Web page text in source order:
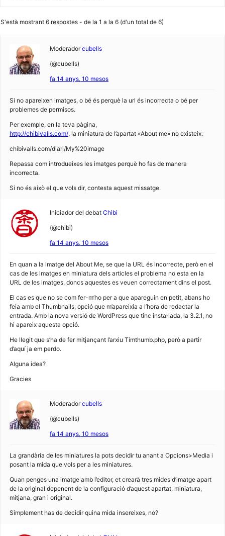
S'està mostrant 6 respostes - de la 1 a la 6 (d'un total de 6)
Moderador cubells
(@cubells)
fa 14 anys, 10 mesos
Si no apareixen imatges, o bé és perquè la url és incorrecta o bé per
problemes de permisos.
Per exemple, en la teva pàgina,
http://chibivalls.com/, la miniatura de l’apartat «About me» no existeix:
chibivalls.com/diari/My%20image
Repassa com introdueixes les imatges perquè ho fas de manera
incorrecta.
Si no és això el que vols dir, contesta aquest missatge.
Iniciador del debat Chibi
(@chibi)
fa 14 anys, 10 mesos
En quan a la imatge del About Me, se que la URL és incorrecte, però en el
cas de les imatges en miniatura dels articles el problema no esta en la
URL de les imatges, doncs aquestes es veuen correctament dins el post.
El cas es que no se com fer-m’ho per a que apareguin en petit, abans ho
feia amb el Thumbnails, opció que m’apareixia a l’hora de redactar la
entrada. Amb la nova versió de WordPress que tinc instal·lada, la 3.2.1, no
hi apareix aquesta opció.
He llegit que s’ha de fer mitjançant l’arxiu Timthumb.php, però a partir
d’aquí ja em perdo.
Alguna idea?
Gracies
Moderador cubells
(@cubells)
fa 14 anys, 10 mesos
La grandària de les miniatures la pots decidir tu anant a Opcions>Media i
posant la mida que vols per a les miniatures.
Quan penges una imatge amb l’editor, et crearà tres mides d’imatge apart
de la original depenent de la configuració d’aquest apartat, miniatura,
mitjana, gran i original.
Simplement has de decidir quina mida insereixes, no?